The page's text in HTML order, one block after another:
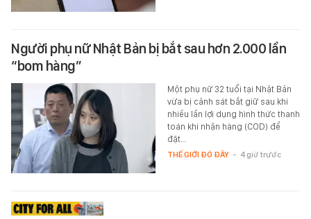
Người phụ nữ Nhật Bản bị bắt sau hơn 2.000 lần
“bom hàng”
Một phụ nữ 32 tuổi tại Nhật Bản
vừa bị cảnh sát bắt giữ sau khi
nhiều lần lợi dụng hình thức thanh
toán khi nhận hàng (COD) để
đặt…
THẾ GIỚI ĐÓ ĐÂY - 4 giờ trước